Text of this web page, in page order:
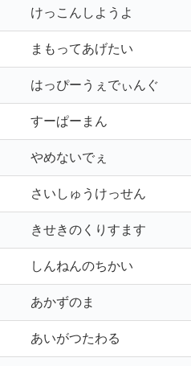
けっこんしようよ
まもってあげたい
はっぴーうぇでぃんぐ
すーぱーまん
やめないでぇ
さいしゅうけっせん
きせきのくりすます
しんねんのちかい
あかずのま
あいがつたわる